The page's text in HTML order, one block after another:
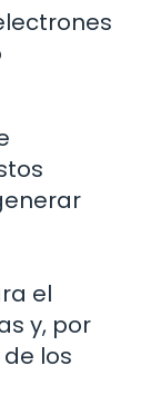
el
y, por
los